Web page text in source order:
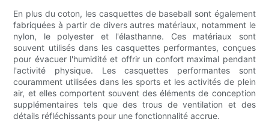
En plus du coton, les casquettes de baseball sont également
fabriquées à partir de divers autres matériaux, notamment le
nylon, le polyester et l'élasthanne. Ces matériaux sont
souvent utilisés dans les casquettes performantes, conçues
pour évacuer l'humidité et offrir un confort maximal pendant
l'activité physique. Les casquettes performantes sont
couramment utilisées dans les sports et les activités de plein
air, et elles comportent souvent des éléments de conception
supplémentaires tels que des trous de ventilation et des
détails réfléchissants pour une fonctionnalité accrue.